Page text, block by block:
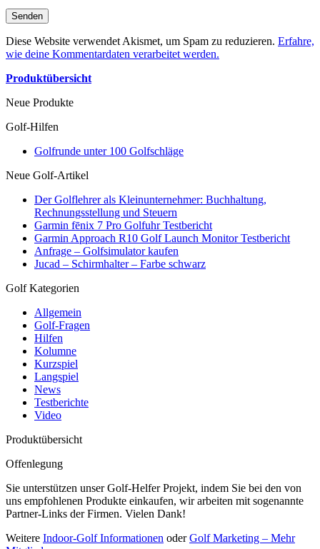
Diese Website verwendet Akismet, um Spam zu reduzieren. Erfahre,
wie deine Kommentardaten verarbeitet werden.
Produktübersicht
Neue Produkte
Golf-Hilfen
Golfrunde unter 100 Golfschläge
Neue Golf-Artikel
Der Golflehrer als Kleinunternehmer: Buchhaltung,
Rechnungsstellung und Steuern
Garmin fēnix 7 Pro Golfuhr Testbericht
Garmin Approach R10 Golf Launch Monitor Testbericht
Anfrage – Golfsimulator kaufen
Jucad – Schirmhalter – Farbe schwarz
Golf Kategorien
Allgemein
Golf-Fragen
Hilfen
Kolumne
Kurzspiel
Langspiel
News
Testberichte
Video
Produktübersicht
Offenlegung
Sie unterstützen unser Golf-Helfer Projekt, indem Sie bei den von
uns empfohlenen Produkte einkaufen, wir arbeiten mit sogenannte
Partner-Links der Firmen. Vielen Dank!
Weitere Indoor-Golf Informationen oderGolf Marketing – Mehr